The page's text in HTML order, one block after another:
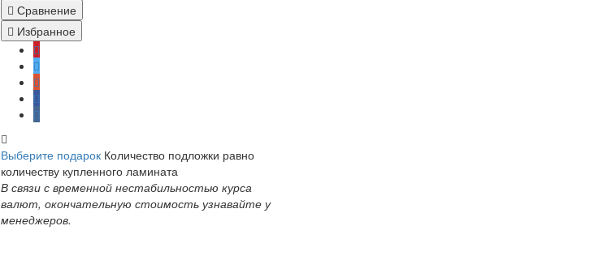
Сравнение
Избранное
Выберите подарок Количество подложки равно
количеству купленного ламината
В связи с временной нестабильностью курса
валют, окончательную стоимость узнавайте у
менеджеров.